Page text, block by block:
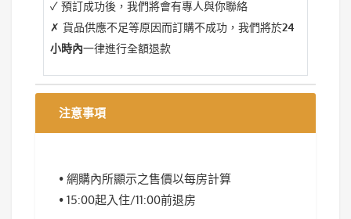
✓ 預訂成功後，我們將會有專人與你聯絡
✗ 貨品供應不足等原因而訂購不成功，我們將於24
小時內一律進行全額退款
注意事項
• 網購內所顯示之售價以每房計算
• 15:00起入住/11:00前退房